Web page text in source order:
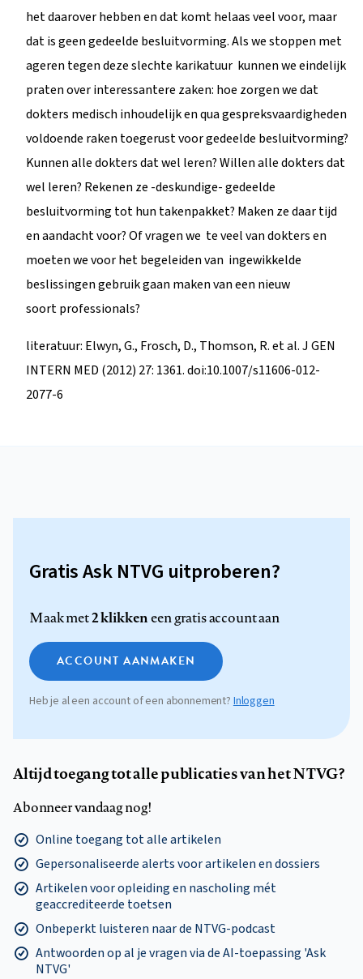
het daarover hebben en dat komt helaas veel voor, maar
dat is geen gedeelde besluitvorming. Als we stoppen met
ageren tegen deze slechte karikatuur kunnen we eindelijk
praten over interessantere zaken: hoe zorgen we dat
dokters medisch inhoudelijk en qua gespreksvaardigheden
voldoende raken toegerust voor gedeelde besluitvorming?
Kunnen alle dokters dat wel leren? Willen alle dokters dat
wel leren? Rekenen ze -deskundige- gedeelde
besluitvorming tot hun takenpakket? Maken ze daar tijd
en aandacht voor? Of vragen we te veel van dokters en
moeten we voor het begeleiden van ingewikkelde
beslissingen gebruik gaan maken van een nieuw
soort professionals?
literatuur: Elwyn, G., Frosch, D., Thomson, R. et al. J GEN
INTERN MED (2012) 27: 1361. doi:10.1007/s11606-012-
2077-6
Gratis Ask NTVG uitproberen?
Maak met2 klikkeneen gratis account aan
ACCOUNT AANMAKEN
Heb je al een account of een abonnement? Inloggen
Altijd toegang tot alle publicaties van het NTVG?
Abonneer vandaag nog!
Online toegang tot alle artikelen
Gepersonaliseerde alerts voor artikelen en dossiers
Artikelen voor opleiding en nascholing mét
geaccrediteerde toetsen
Onbeperkt luisteren naar de NTVG-podcast
Antwoorden op al je vragen via de AI-toepassing 'Ask
NTVG'